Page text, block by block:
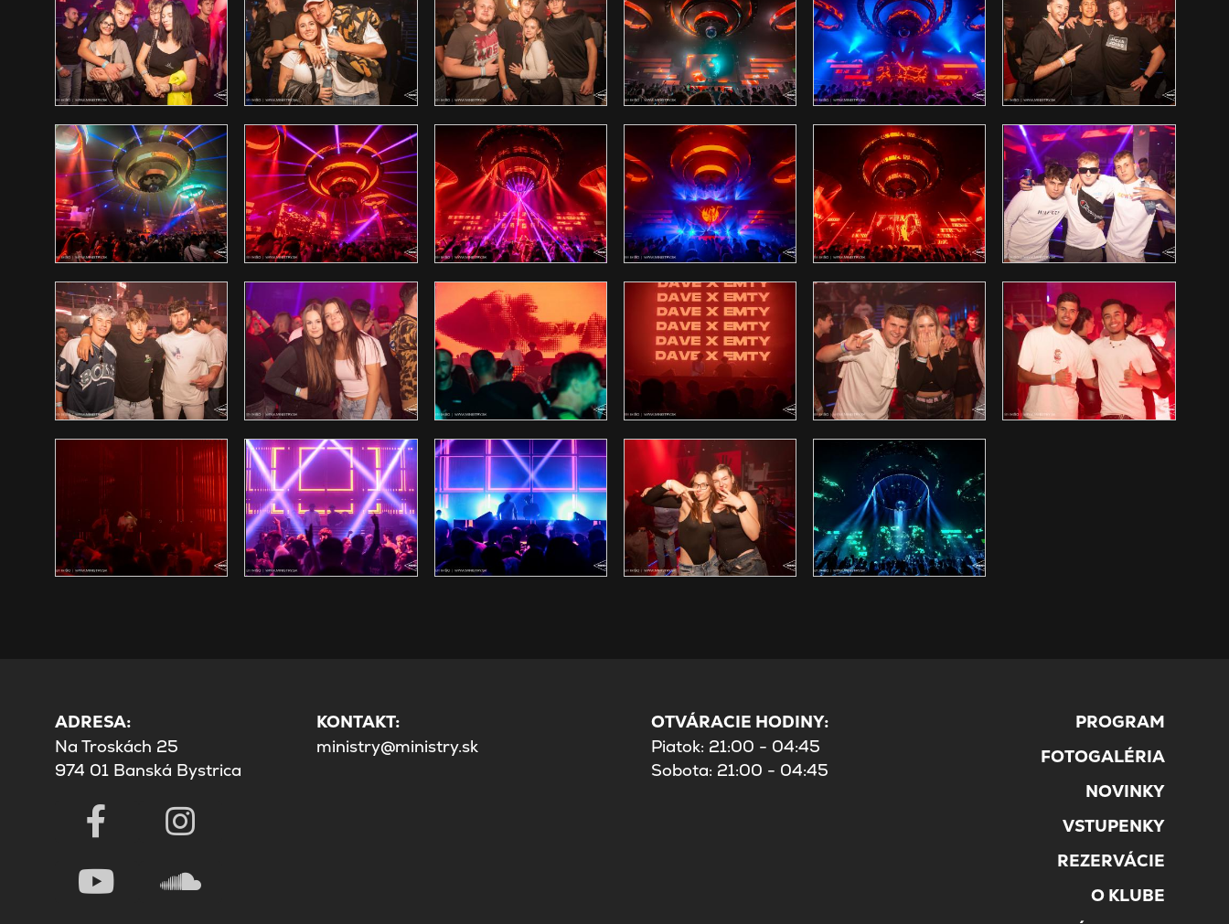
ADRESA:
Na Troskách 25
974 01 Banská Bystrica
KONTAKT:
ministry@ministry.sk
OTVÁRACIE HODINY:
Piatok: 21:00 - 04:45
Sobota: 21:00 - 04:45
PROGRAM
FOTOGALÉRIA
NOVINKY
VSTUPENKY
REZERVÁCIE
O KLUBE